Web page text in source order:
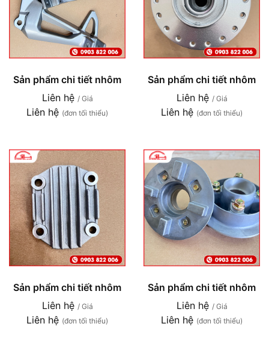
Sản phẩm chi tiết nhôm
Liên hệ / Giá
Liên hệ (đơn tối thiểu)
Sản phẩm chi tiết nhôm
Liên hệ / Giá
Liên hệ (đơn tối thiểu)
Sản phẩm chi tiết nhôm
Liên hệ / Giá
Liên hệ (đơn tối thiểu)
Sản phẩm chi tiết nhôm
Liên hệ / Giá
Liên hệ (đơn tối thiểu)